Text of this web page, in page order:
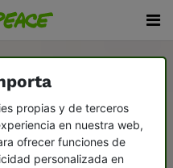
propias y de terceros
en nuestra web,
ofrecer funciones de
personalizada en